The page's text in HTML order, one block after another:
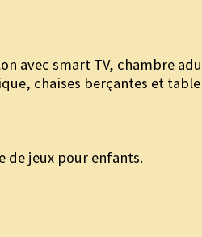
avec smart TV, chambre
chaises berçantes et
de jeux pour enfants.